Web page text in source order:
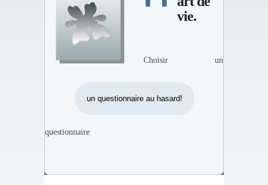
vie.
Choisir un
questionnaire